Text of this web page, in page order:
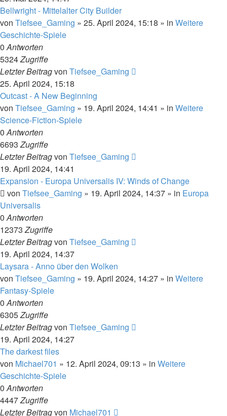
Bellwright - Mittelalter City Builder
von Tiefsee_Gaming » 25. April 2024, 15:18 » in Weitere
Geschichte-Spiele
0Antworten
5324Zugriffe
Letzter Beitragvon Tiefsee_Gaming
25. April 2024, 15:18
Outcast - A New Beginning
von Tiefsee_Gaming » 19. April 2024, 14:41 » in Weitere
Science-Fiction-Spiele
0Antworten
6693Zugriffe
Letzter Beitragvon Tiefsee_Gaming
19. April 2024, 14:41
Expansion - Europa Universalis IV: Winds of Change
von Tiefsee_Gaming » 19. April 2024, 14:37 » in Europa
Universalis
0Antworten
12373Zugriffe
Letzter Beitragvon Tiefsee_Gaming
19. April 2024, 14:37
Laysara - Anno über den Wolken
von Tiefsee_Gaming » 19. April 2024, 14:27 » in Weitere
Fantasy-Spiele
0Antworten
6305Zugriffe
Letzter Beitragvon Tiefsee_Gaming
19. April 2024, 14:27
The darkest files
von Michael701 » 12. April 2024, 09:13 » in Weitere
Geschichte-Spiele
0Antworten
4447Zugriffe
Letzter Beitragvon Michael701